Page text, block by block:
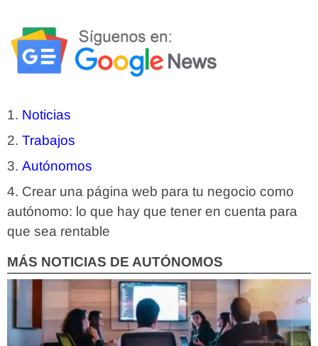
Noticias
Trabajos
Autónomos
Crear una página web para tu negocio como
autónomo: lo que hay que tener en cuenta para
que sea rentable
MÁS NOTICIAS DE AUTÓNOMOS